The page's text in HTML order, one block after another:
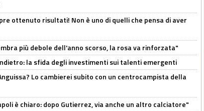
ottenuto risultati! Non è uno di quelli che pensa di aver
più debole dell'anno scorso, la rosa va rinforzata"
la sfida degli investimenti sui talenti emergenti
Lo cambierei subito con un centrocampista della
è chiaro: dopo Gutierrez, via anche un altro calciatore"